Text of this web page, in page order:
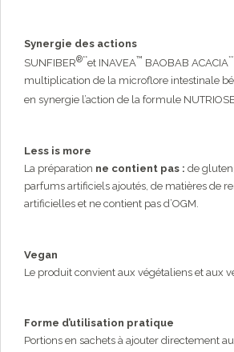
Synergie des actions
SUNFIBER®**et INAVEA™ BAOBAB ACACIA
multiplication de la microflore intestinale
en synergie l’action de la formule
Less is more
La préparation ne contient pas : de
parfums artificiels ajoutés, de matières de
artificielles et ne contient pas d’OGM.
Vegan
Le produit convient aux végétaliens et aux
Forme d’utilisation pratique
Portions en sachets à ajouter directement